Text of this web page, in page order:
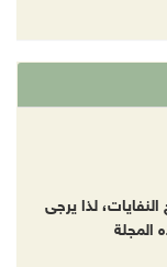
لذا يرجى
المجلة